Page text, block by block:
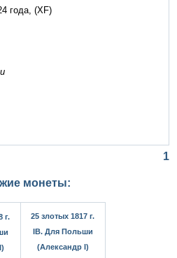
года, (XF)
1
монеты:
г.
25 злотых 1817 г.
IB. Для Польши
(Александр I)